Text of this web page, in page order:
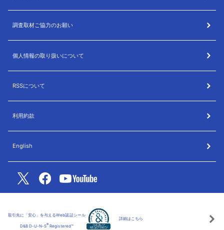
調査取材ご協力のお願い
個人情報の取り扱いについて
RSSについて
利用約款
English
取引先に「安心」を与えるWeb認証シール
D&B D-U-N-S® Registered™
詳細はこちら